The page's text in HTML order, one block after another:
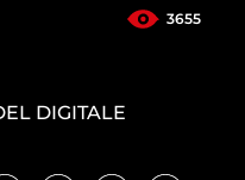
3655
DIGITALE